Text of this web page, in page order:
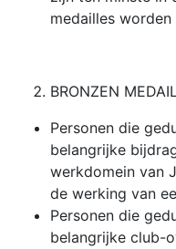
medailles
BRONZEN
Personen die
belangrijke
werkdomein van
de werking van
Personen die
belangrijke club-